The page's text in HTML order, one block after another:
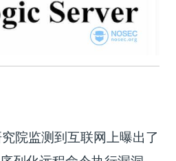
院监测到互联网上曝出了